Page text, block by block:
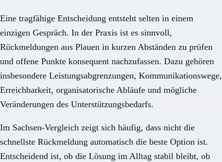
Eine tragfähige Entscheidung entsteht selten in einem
einzigen Gespräch. In der Praxis ist es sinnvoll,
Rückmeldungen aus Plauen in kurzen Abständen zu prüfen
und offene Punkte konsequent nachzufassen. Dazu gehören
insbesondere Leistungsabgrenzungen, Kommunikationswege,
Erreichbarkeit, organisatorische Abläufe und mögliche
Veränderungen des Unterstützungsbedarfs.
Im Sachsen-Vergleich zeigt sich häufig, dass nicht die
schnellste Rückmeldung automatisch die beste Option ist.
Entscheidend ist, ob die Lösung im Alltag stabil bleibt, ob